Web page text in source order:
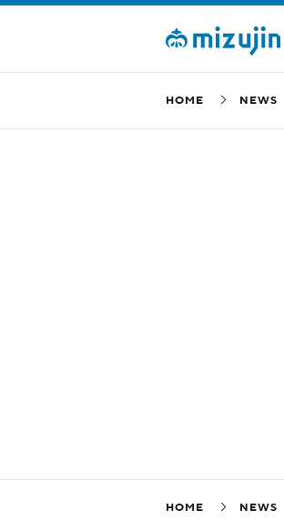
HOME NEWS
HOME NEWS